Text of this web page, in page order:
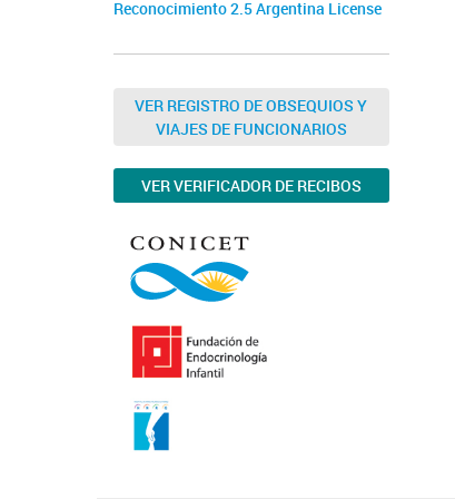
Reconocimiento 2.5 Argentina License
VER REGISTRO DE OBSEQUIOS Y
VIAJES DE FUNCIONARIOS
VER VERIFICADOR DE RECIBOS